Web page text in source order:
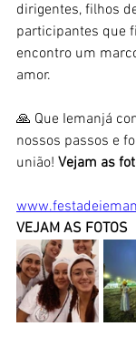
dirigentes, filhos
participantes que
encontro um
amor.
🙏 Que Iemanjá
nossos passos e
união! Vejam as
VEJAM AS FOTOS